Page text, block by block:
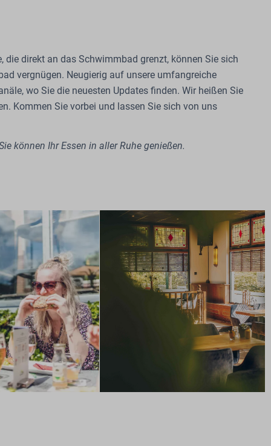
die direkt an das Schwimmbad grenzt, können Sie sich
vergnügen. Neugierig auf unsere umfangreiche
wo Sie die neuesten Updates finden. Wir heißen Sie
Kommen Sie vorbei und lassen Sie sich von uns
können Ihr Essen in aller Ruhe genießen.